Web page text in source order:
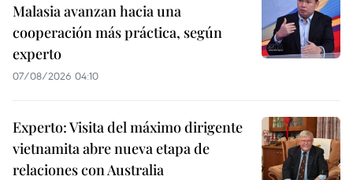
Malasia avanzan hacia una
cooperación más práctica, según
experto
07/08/2026 04:10
Experto: Visita del máximo dirigente
vietnamita abre nueva etapa de
relaciones con Australia